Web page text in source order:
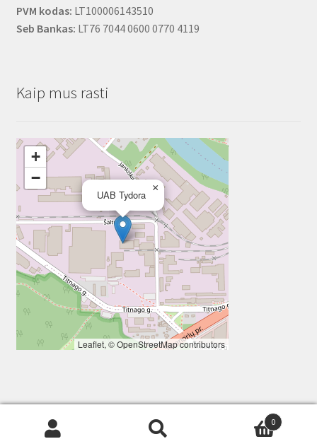
PVM kodas: LT100006143510
Seb Bankas: LT76 7044 0600 0770 4119
Kaip mus rasti
UAB Tydora
×
+
−
Leaflet, ©OpenStreetMapcontributors
0